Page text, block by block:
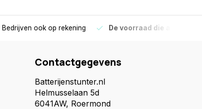
Bedrijven ook op rekening De voorraad die
Contactgegevens
Batterijenstunter.nl
Helmusselaan 5d
6041AW, Roermond